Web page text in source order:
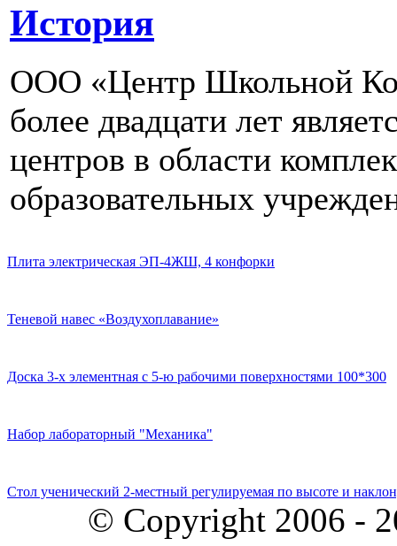
История
ООО «Центр Школьной
более двадцати лет
центров в области
образовательных
Плита электрическая ЭП-4ЖШ, 4 конфорки
Теневой навес «Воздухоплавание»
Доска 3-х элементная с 5-ю рабочими поверхностями 100*300
Набор лабораторный "Механика"
Стол ученический 2-местный регулируемая по высоте и
© Copyright 2006 -